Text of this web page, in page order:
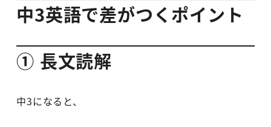
中3英語で差がつくポイント
① 長文読解
中3になると、